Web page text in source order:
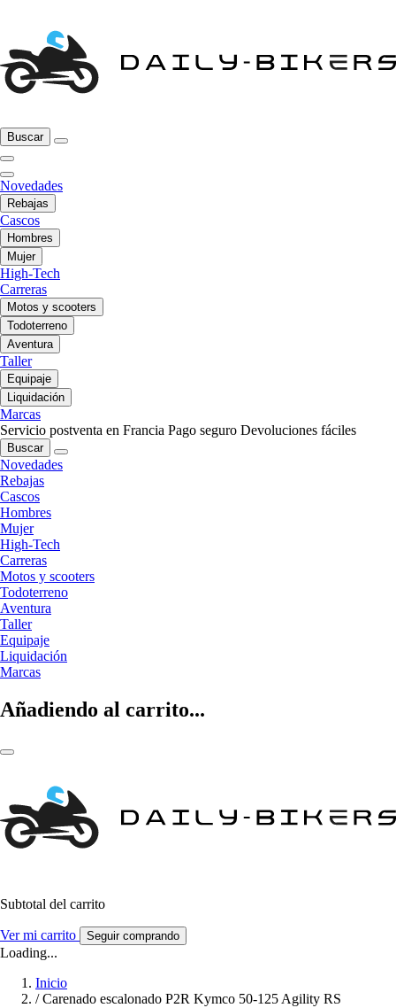
Buscar
Novedades
Rebajas
Cascos
Hombres
Mujer
High-Tech
Carreras
Motos y scooters
Todoterreno
Aventura
Taller
Equipaje
Liquidación
Marcas
Servicio postventa en Francia Pago seguro Devoluciones fáciles
Buscar
Novedades
Rebajas
Cascos
Hombres
Mujer
High-Tech
Carreras
Motos y scooters
Todoterreno
Aventura
Taller
Equipaje
Liquidación
Marcas
Añadiendo al carrito...
Subtotal del carrito
Ver mi carrito Seguir comprando
Loading...
Inicio
/ Carenado escalonado P2R Kymco 50-125 Agility RS